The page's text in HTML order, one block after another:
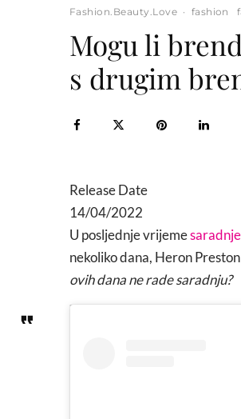
Fashion.Beauty.Love · fashion
Mogu li
s drugim
Release Date
14/04/2022
U posljednje vrijeme
nekoliko dana, Heron
ovih dana ne rade saradnju?